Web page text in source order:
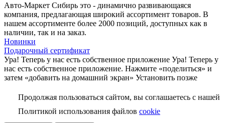
Авто-Маркет Сибирь это - динамично развивающаяся
компания, предлагающая широкий ассортимент товаров. В
нашем ассортименте более 2000 позиций, доступных как в
наличии, так и на заказ.
Новинки
Подарочный сертификат
Ура! Теперь у нас есть собственное приложение Ура! Теперь у
нас есть собственное приложение. Нажмите «поделиться» и
затем «добавить на домашний экран» Установить позже
Продолжая пользоваться сайтом, вы соглашаетесь с нашей
Политикой использования файлов cookie